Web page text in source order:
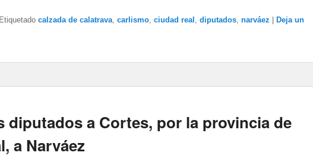
Etiquetado calzada de calatrava carlismo ciudad real diputados narváez
Deja un
diputados a Cortes, por la provincia de
a Narváez